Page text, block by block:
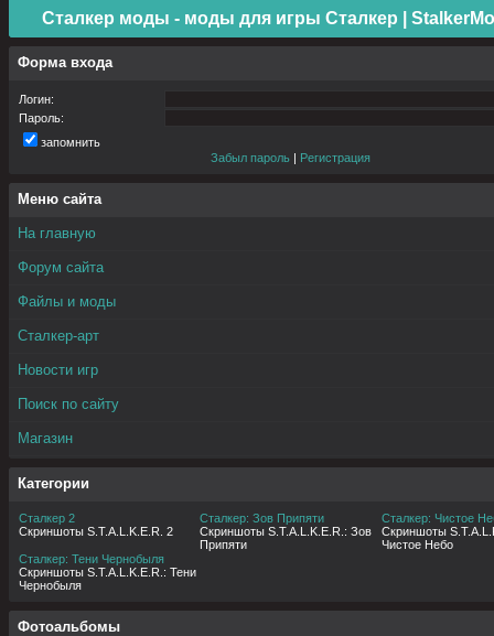
Сталкер моды - моды для игры Сталкер |
Форма входа
Логин:
Пароль:
запомнить
Забыл пароль | Регистрация
Меню сайта
На главную
Форум сайта
Файлы и моды
Сталкер-арт
Новости игр
Поиск по сайту
Магазин
Категории
Сталкер 2
Скриншоты S.T.A.L.K.E.R. 2
Сталкер: Зов Припяти
Скриншоты S.T.A.L.K.E.R.: Зов
Припяти
Сталкер: Чистое
Скриншоты
Чистое Небо
Сталкер: Тени Чернобыля
Скриншоты S.T.A.L.K.E.R.: Тени
Чернобыля
Фотоальбомы